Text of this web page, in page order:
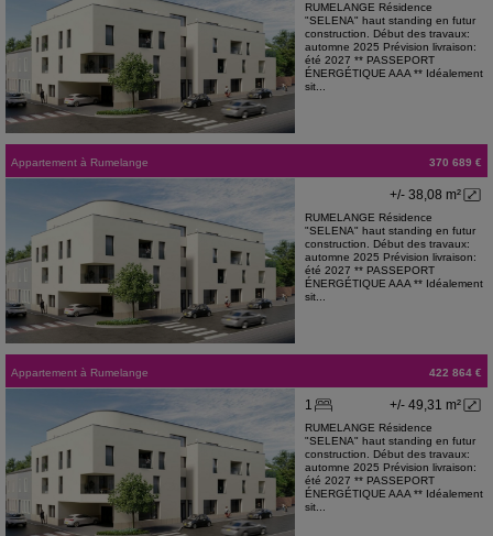
RUMELANGE Résidence
"SELENA" haut standing en futur
construction. Début des travaux:
automne 2025 Prévision livraison:
été 2027 ** PASSEPORT
ÉNERGÉTIQUE AAA ** Idéalement
sit...
Appartement à Rumelange 370 689 €
+/- 38,08 m²
RUMELANGE Résidence
"SELENA" haut standing en futur
construction. Début des travaux:
automne 2025 Prévision livraison:
été 2027 ** PASSEPORT
ÉNERGÉTIQUE AAA ** Idéalement
sit...
Appartement à Rumelange 422 864 €
+/- 49,31 m²
1
RUMELANGE Résidence
"SELENA" haut standing en futur
construction. Début des travaux:
automne 2025 Prévision livraison:
été 2027 ** PASSEPORT
ÉNERGÉTIQUE AAA ** Idéalement
sit...